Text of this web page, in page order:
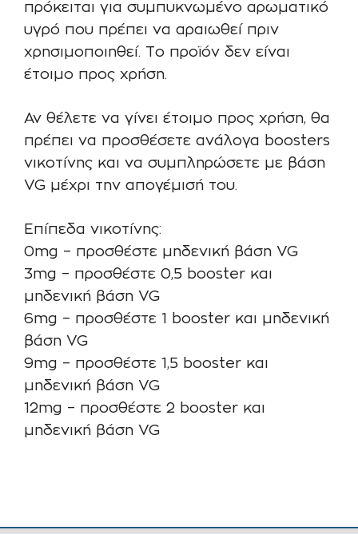
πρόκειται για συμπυκνωμένο αρωματικό
υγρό που πρέπει να αραιωθεί πριν
χρησιμοποιηθεί. Το προϊόν δεν είναι
έτοιμο προς χρήση.
Αν θέλετε να γίνει έτοιμο προς χρήση, θα
πρέπει να προσθέσετε ανάλογα boosters
νικοτίνης και να συμπληρώσετε με βάση
VG μέχρι την απογέμισή του.
Επίπεδα νικοτίνης:
0mg – προσθέστε μηδενική βάση VG
3mg – προσθέστε 0,5 booster και
μηδενική βάση VG
6mg – προσθέστε 1 booster και μηδενική
βάση VG
9mg – προσθέστε 1,5 booster και
μηδενική βάση VG
12mg – προσθέστε 2 booster και
μηδενική βάση VG